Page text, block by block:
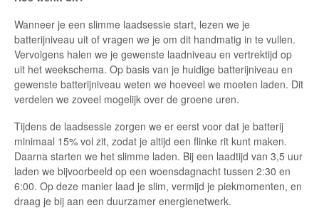
Wanneer je een slimme laadsessie start, lezen we je
batterijniveau uit of vragen we je om dit handmatig in te vullen.
Vervolgens halen we je gewenste laadniveau en vertrektijd op
uit het weekschema. Op basis van je huidige batterijniveau en
gewenste batterijniveau weten we hoeveel we moeten laden. Dit
verdelen we zoveel mogelijk over de groene uren.
Tijdens de laadsessie zorgen we er eerst voor dat je batterij
minimaal 15% vol zit, zodat je altijd een flinke rit kunt maken.
Daarna starten we het slimme laden. Bij een laadtijd van 3,5 uur
laden we bijvoorbeeld op een woensdagnacht tussen 2:30 en
6:00. Op deze manier laad je slim, vermijd je piekmomenten, en
draag je bij aan een duurzamer energienetwerk.